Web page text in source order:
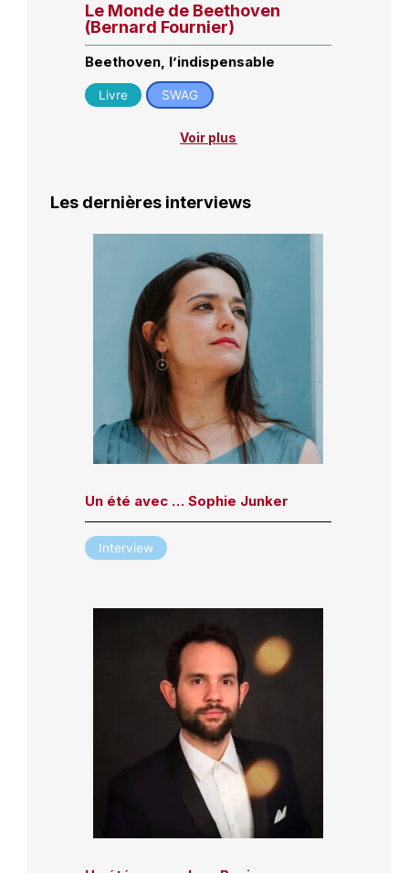
Le Monde de Beethoven
(Bernard Fournier)
Beethoven, l’indispensable
Livre SWAG
Voir plus
Les dernières interviews
Un été avec … Sophie Junker
Interview